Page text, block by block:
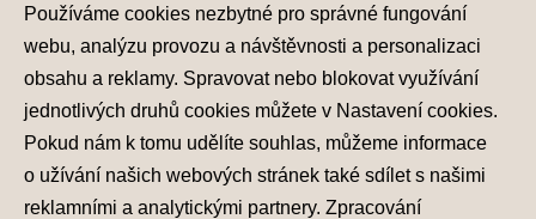
Ochrana osobních údajů
Nastavení cookies
Používáme cookies nezbytné pro správné fungování
webu, analýzu provozu a návštěvnosti a personalizaci
obsahu a reklamy. Spravovat nebo blokovat využívání
jednotlivých druhů cookies můžete v Nastavení cookies.
Pokud nám k tomu udělíte souhlas, můžeme informace
o užívání našich webových stránek také sdílet s našimi
reklamními a analytickými partnery. Zpracování